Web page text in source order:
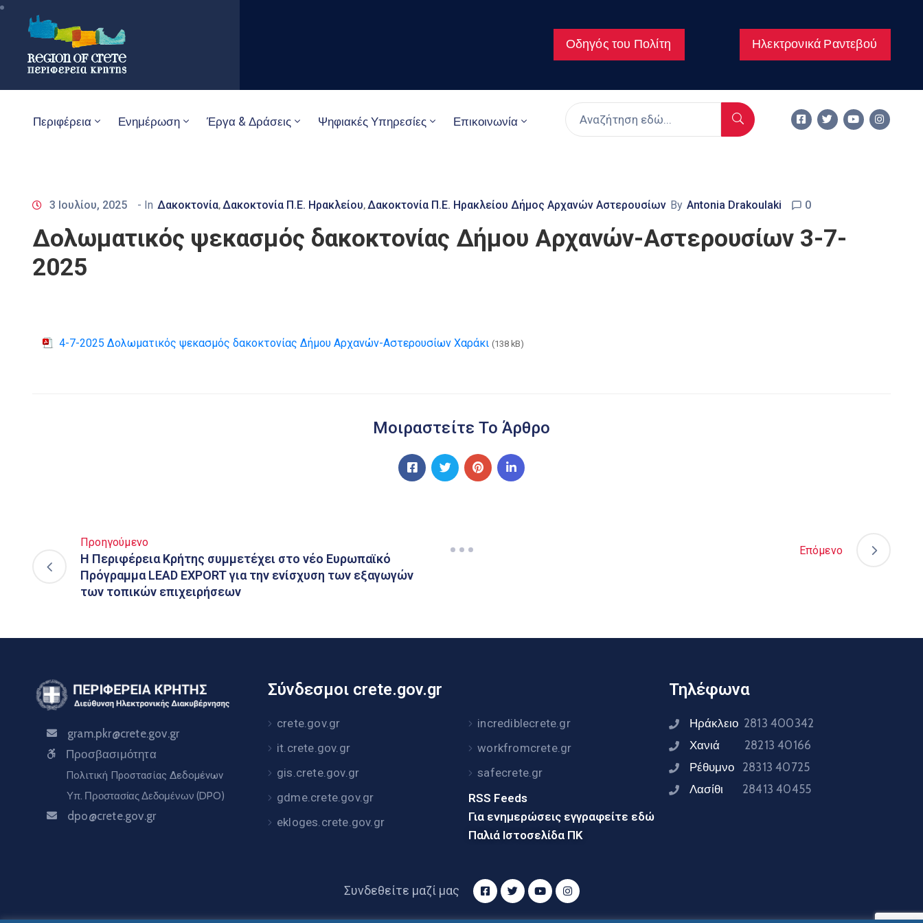
Οδηγός του Πολίτη Ηλεκτρονικά Ραντεβού
Περιφέρεια Ενημέρωση Έργα & Δράσεις Ψηφιακές Υπηρεσίες Επικοινωνία
3 Ιουλίου, 2025 - In Δακοκτονία‚ Δακοκτονία Π.Ε. Ηρακλείου‚ Δακοκτονία Π.Ε. Ηρακλείου Δήμος Αρχανών Αστερουσίων By Antonia Drakoulaki 0
Δολωματικός ψεκασμός δακοκτονίας Δήμου Αρχανών-Αστερουσίων 3-7-
2025
4-7-2025 Δολωματικός ψεκασμός δακοκτονίας Δήμου Αρχανών-Αστερουσίων Χαράκι (138 kB)
Μοιραστείτε Το Άρθρο
Προηγούμενο
Η Περιφέρεια Κρήτης συμμετέχει στο νέο Ευρωπαϊκό
Πρόγραμμα LEAD EXPORT για την ενίσχυση των εξαγωγών
των τοπικών επιχειρήσεων
Επόμενο
gram.pkr@crete.gov.gr
Προσβασιμότητα
Πολιτική Προστασίας Δεδομένων
Υπ. Προστασίας Δεδομένων (DPO)
dpo@crete.gov.gr
Σύνδεσμοι crete.gov.gr
crete.gov.gr
it.crete.gov.gr
gis.crete.gov.gr
gdme.crete.gov.gr
ekloges.crete.gov.gr
incrediblecrete.gr
workfromcrete.gr
safecrete.gr
RSS Feeds
Για ενημερώσεις εγγραφείτε εδώ
Παλιά Ιστοσελίδα ΠΚ
Τηλέφωνα
Ηράκλειο 2813 400342
Χανιά 28213 40166
Ρέθυμνο 28313 40725
Λασίθι 28413 40455
Συνδεθείτε μαζί μας